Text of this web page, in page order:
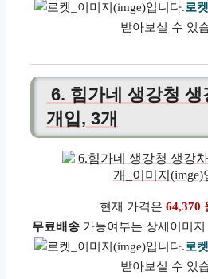
로
받아보실 수 있
6. 힘가네 생강청
개입, 3개
현재 가격은 64,370
무료배송가능여부는 상세이미
로
받아보실 수 있